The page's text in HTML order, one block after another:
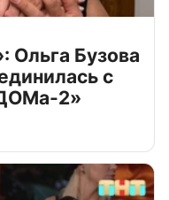
Ольга Бузова
с
2»